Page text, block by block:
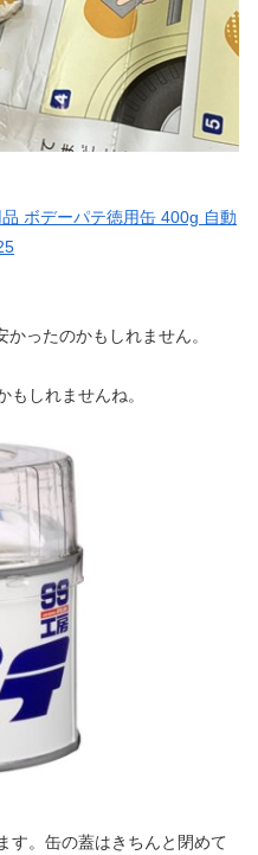
ボデーパテ徳用缶 400g 自動
ったのかもしれません。
しれませんね。
す。缶の蓋はきちんと閉めて